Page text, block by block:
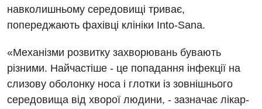
Вакансії
Заходи БПР
Діагностика
навколишньому середовищі триває,
попереджають фахівці клініки Into-Sana.
«Механізми розвитку захворювань бувають
різними. Найчастіше - це попадання інфекції на
слизову оболонку носа і глотки із зовнішнього
середовища від хворої людини, - зазначає лікар-